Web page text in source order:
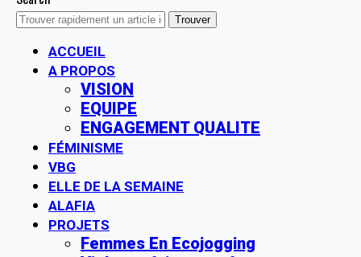
ACCUEIL
A PROPOS
VISION
EQUIPE
ENGAGEMENT QUALITE
FÉMINISME
VBG
ELLE DE LA SEMAINE
ALAFIA
PROJETS
Femmes En Ecojogging